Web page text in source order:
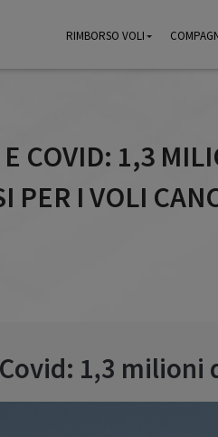
RIMBORSO VOLI
RIMBORSO VOLI
COVID: 1,3
PER I VOLI
1,3